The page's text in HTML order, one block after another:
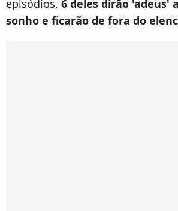
episódios, 6 deles dirão 'adeus'
sonho e ficarão de fora do